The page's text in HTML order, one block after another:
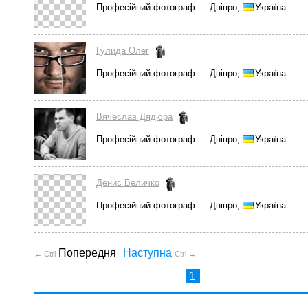
Професійний фотограф — Дніпро, Україна
Гулида Олег
Професійний фотограф — Дніпро, Україна
Вячеслав Дядюра
Професійний фотограф — Дніпро, Україна
Денис Величко
Професійний фотограф — Дніпро, Україна
← Ctrl Попередня Наступна Ctrl →
1